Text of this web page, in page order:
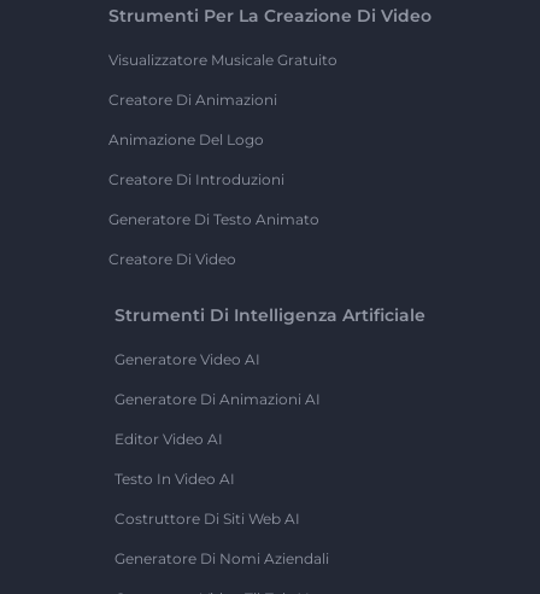
Strumenti Per La Creazione Di Video
Visualizzatore Musicale Gratuito
Creatore Di Animazioni
Animazione Del Logo
Creatore Di Introduzioni
Generatore Di Testo Animato
Creatore Di Video
Strumenti Di Intelligenza Artificiale
Generatore Video AI
Generatore Di Animazioni AI
Editor Video AI
Testo In Video AI
Costruttore Di Siti Web AI
Generatore Di Nomi Aziendali